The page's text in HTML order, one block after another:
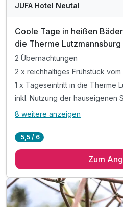
JUFA Hotel Neutal
Coole Tage in heißen
die Therme
2 Übernachtungen
2 x reichhaltiges Frühstück vom
1 x Tageseintritt in die Therme
inkl. Nutzung der hauseigenen
Alle Inklusivleistungen
2 x reichhaltiges Frühstück vom
inkl. Nutzung der hauseigenen
inkl. Indoor - Spielzimmer &
8 weitere anzeigen
5,5 / 6
Zum